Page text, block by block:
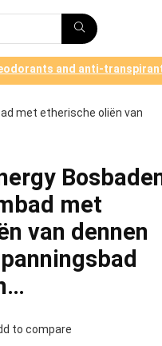
and anti-
met etherische oliën van
met
van dennen
to compare